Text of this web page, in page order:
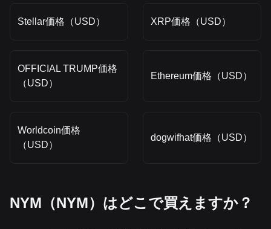
Stellar価格（USD） XRP価格（USD）
OFFICIAL TRUMP価格
（USD）
Ethereum価格（USD）
Worldcoin価格
（USD）
dogwifhat価格（USD）
NYM（NYM）はどこで買えますか？